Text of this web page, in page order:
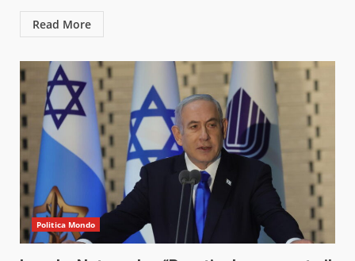
Read More
Politica Mondo